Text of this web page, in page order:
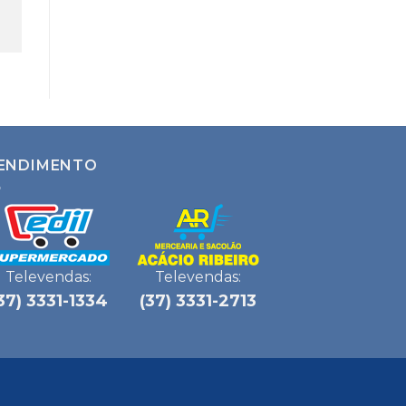
Televendas:
3331-1334
Televendas:
(37) 3331-2713